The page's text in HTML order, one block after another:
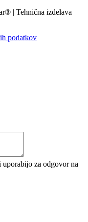
| Tehnična izdelava
podatkov
uporabijo za odgovor na